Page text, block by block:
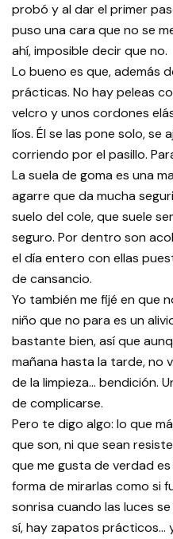
probó y al dar el primer
puso una cara que no se
ahí, imposible decir que no.
Lo bueno es que, además
prácticas. No hay peleas
velcro y unos cordones
líos. Él se las pone solo, se
corriendo por el pasillo.
La suela de goma es una
agarre que da mucha
suelo del cole, que suele
seguro. Por dentro son
el día entero con ellas
de cansancio.
Yo también me fijé en que
niño que no para es un
bastante bien, así que
mañana hasta la tarde, no
de la limpieza… bendición.
de complicarse.
Pero te digo algo: lo que
que son, ni que sean
que me gusta de verdad es
forma de mirarlas como si
sonrisa cuando las luces
sí, hay zapatos prácticos…